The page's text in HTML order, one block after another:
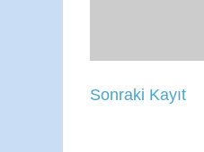
Sonraki Kayıt